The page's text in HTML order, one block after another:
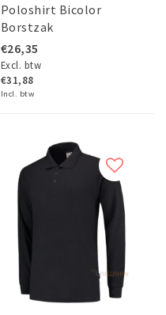
Poloshirt Bicolor
Borstzak
€26,35
Excl. btw
€31,88
Incl. btw